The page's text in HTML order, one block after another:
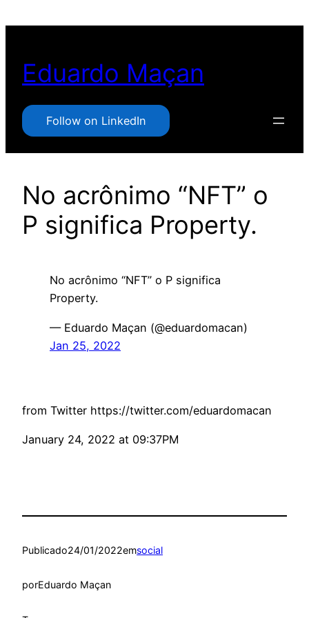
conteúdo
Eduardo Maçan
Follow on LinkedIn
No acrônimo “NFT” o
P significa Property.
No acrônimo “NFT” o P significa
Property.
— Eduardo Maçan (@eduardomacan)
Jan 25, 2022
from Twitter https://twitter.com/eduardomacan
January 24, 2022 at 09:37PM
Publicado24/01/2022emsocial
porEduardo Maçan